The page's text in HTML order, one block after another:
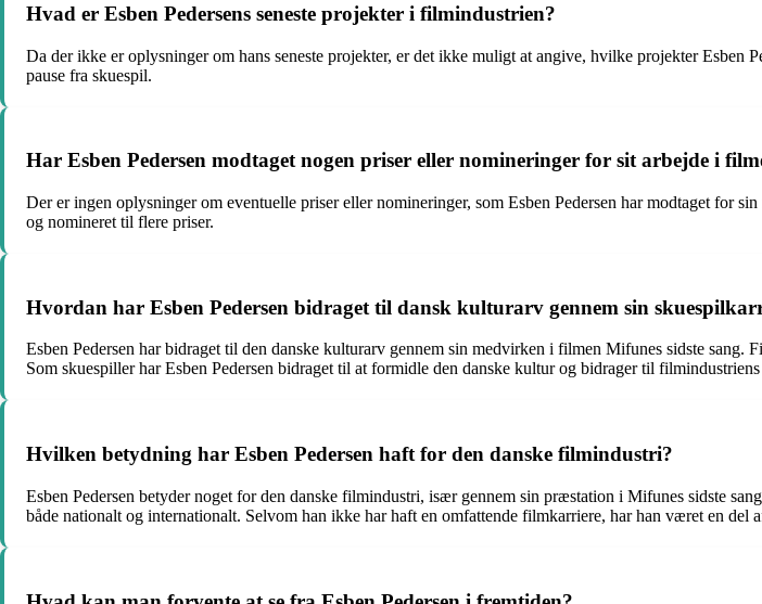
Hvad er Esben Pedersens seneste projekter i filmindustrien?
Da der ikke er oplysninger om hans seneste projekter, er det ikke muligt at angive, hvilke projekter Esben
pause fra skuespil.
Har Esben Pedersen modtaget nogen priser eller nomineringer for sit arbejde i
Der er ingen oplysninger om eventuelle priser eller nomineringer, som Esben Pedersen har modtaget for
og nomineret til flere priser.
Hvordan har Esben Pedersen bidraget til dansk kulturarv gennem sin
Esben Pedersen har bidraget til den danske kulturarv gennem sin medvirken i filmen Mifunes sidste
Som skuespiller har Esben Pedersen bidraget til at formidle den danske kultur og bidrager til
Hvilken betydning har Esben Pedersen haft for den danske filmindustri?
Esben Pedersen betyder noget for den danske filmindustri, især gennem sin præstation i Mifunes sidste
både nationalt og internationalt. Selvom han ikke har haft en omfattende filmkarriere, har han været en